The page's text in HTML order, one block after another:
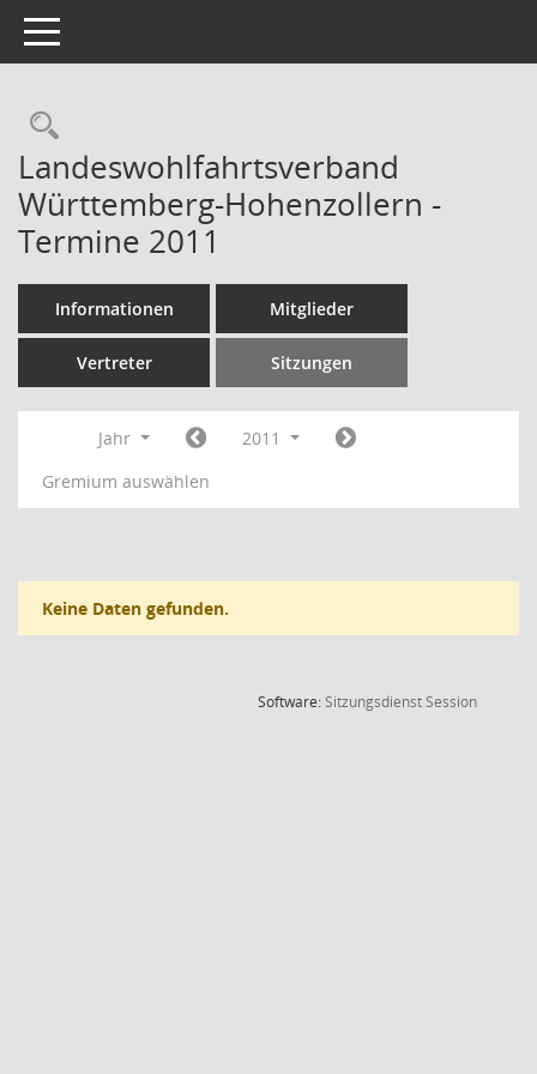
Toggle navigation
Rechercheauswahl
Landeswohlfahrtsverband
Württemberg-Hohenzollern -
Termine 2011
Informationen Mitglieder
Vertreter Sitzungen
Jahr
2011
Gremium auswählen
Keine Daten gefunden.
Software:SitzungsdienstSession(Wird in